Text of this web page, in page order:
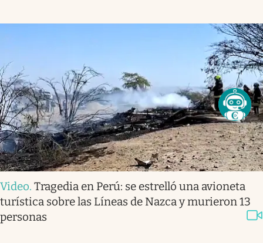
Video. Tragedia en Perú: se estrelló una avioneta
turística sobre las Líneas de Nazca y murieron 13
personas